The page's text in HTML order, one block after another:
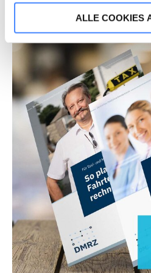
dass wir statistische
auf unserer Webseite
Webangebot zu verbessern
„Alle Cookies akzeptieren“
Einsatz von Marketing-Cookies
zugeschnittene Werbung auch
Die Marketing-Partner können
mit anderen Informationen
Profilbildung verwenden. Sie
Schaltflächen auch einzeln der
Cookies oder Marketing-
Schaltfläche genannten
dar, die derzeit von DMRZ.de
Mit „Alle Cookies ablehnen“
ALLE COOKIES